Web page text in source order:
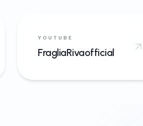
YOUTUBE
FragliaRivaofficial